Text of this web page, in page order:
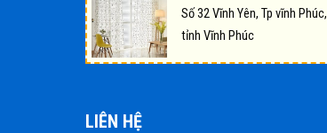
Số 32 Vĩnh Yên, Tp vĩnh Phúc,
tỉnh Vĩnh Phúc
LIÊN HỆ